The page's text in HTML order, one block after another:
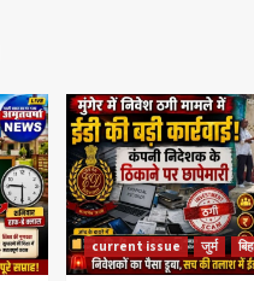
current issue जुर्म